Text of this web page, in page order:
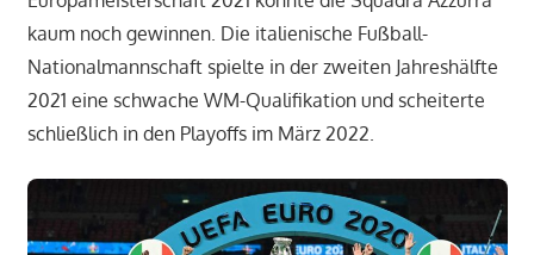
kaum noch gewinnen. Die italienische Fußball-
Nationalmannschaft spielte in der zweiten Jahreshälfte
2021 eine schwache WM-Qualifikation und scheiterte
schließlich in den Playoffs im März 2022.